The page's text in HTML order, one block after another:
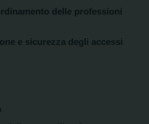
delle professioni
e sicurezza degli accessi